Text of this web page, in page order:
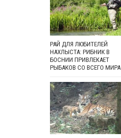
РАЙ ДЛЯ ЛЮБИТЕЛЕЙ
НАХЛЫСТА: РИБНИК В
БОСНИИ ПРИВЛЕКАЕТ
РЫБАКОВ СО ВСЕГО МИРА